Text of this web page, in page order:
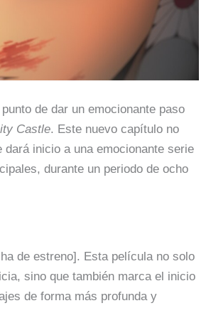
de dar un emocionante paso
Castle. Este nuevo capítulo no
inicio a una emocionante serie
durante un periodo de ocho
de estreno]. Esta película no solo
sino que también marca el inicio
de forma más profunda y